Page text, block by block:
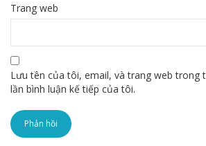
Trang web
Lưu tên của tôi, email, và trang web trong
lần bình luận kế tiếp của tôi.